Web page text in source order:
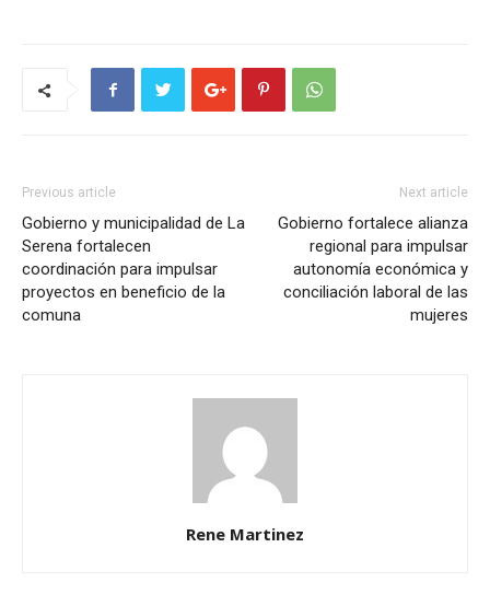
Previous article
Gobierno y municipalidad de La
Serena fortalecen
coordinación para impulsar
proyectos en beneficio de la
comuna
Next article
Gobierno fortalece alianza
regional para impulsar
autonomía económica y
conciliación laboral de las
mujeres
Rene Martinez